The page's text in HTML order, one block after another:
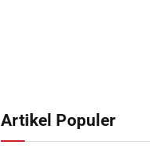
Artikel Populer